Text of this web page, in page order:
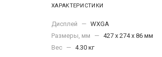
ХАРАКТЕРИСТИКИ
Дисплей — WXGA
Размеры, мм
— 427 х 274 х 86 мм
Вес — 4.30 кг